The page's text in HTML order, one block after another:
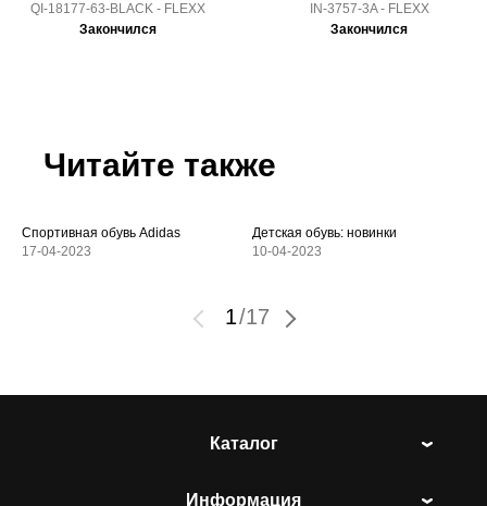
QI-18177-63-BLACK - FLEXX
Закончился
IN-3757-3A - FLEXX
Закончился
Читайте также
Спортивная обувь Adidas
17-04-2023
Детская обувь: новинки
10-04-2023
1/17
Каталог
Информация